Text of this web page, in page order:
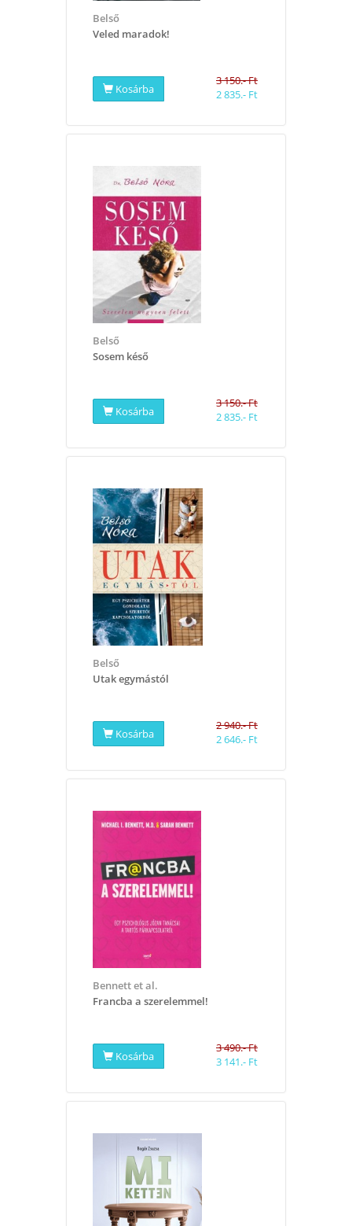
Belső
Veled maradok!
Kosárba
3 150.- Ft
2 835.- Ft
Belső
​Sosem késő
Kosárba
3 150.- Ft
2 835.- Ft
Belső
Utak egymástól
Kosárba
2 940.- Ft
2 646.- Ft
Bennett et al.
​Francba a szerelemmel!
Kosárba
3 490.- Ft
3 141.- Ft